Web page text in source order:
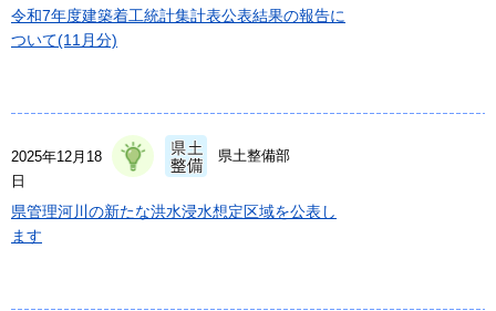
令和7年度建築着工統計集計表公表結果の報告に
ついて(11月分)
2025年12月18
日
県土整備部
県管理河川の新たな洪水浸水想定区域を公表し
ます